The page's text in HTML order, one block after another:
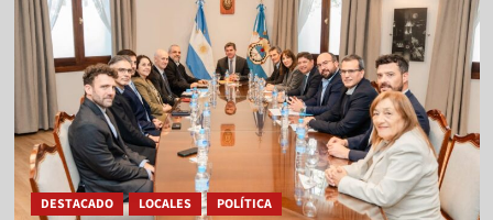
DESTACADO LOCALES POLÍTICA